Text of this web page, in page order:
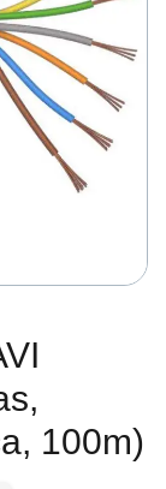
100m)